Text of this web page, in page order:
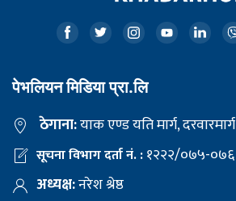
पेभलियन मिडिया प्रा.लि
ठेगाना:याक एण्ड यति मार्ग, दरवारमार्ग
सूचना विभाग दर्ता नं. :१२२२/०७५-०७६
अध्यक्ष:नरेश श्रेष्ठ